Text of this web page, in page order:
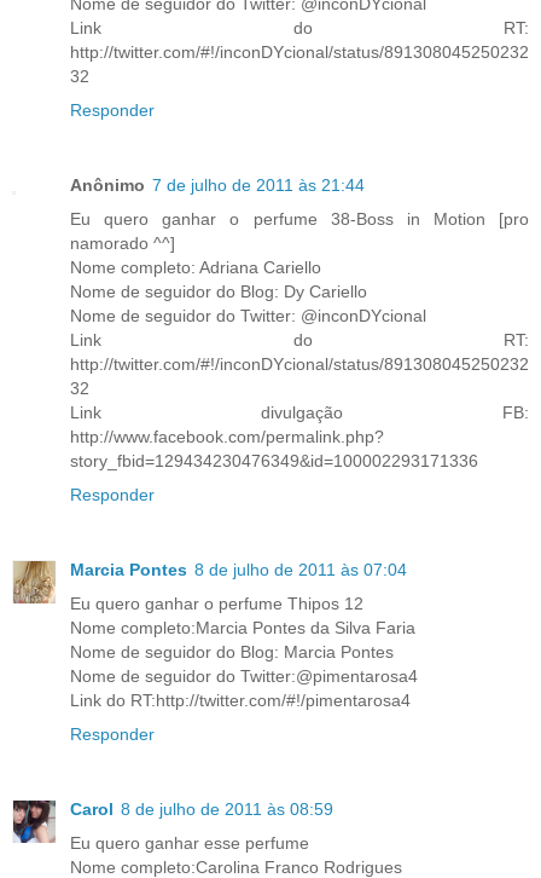
Link do RT:
http://twitter.com/#!/inconDYcional/status/891308045250232
32
Responder
Anônimo 7 de julho de 2011 às 21:44
Eu quero ganhar o perfume 38-Boss in Motion [pro
namorado ^^]
Nome completo: Adriana Cariello
Nome de seguidor do Blog: Dy Cariello
Nome de seguidor do Twitter: @inconDYcional
Link do RT:
http://twitter.com/#!/inconDYcional/status/891308045250232
32
Link divulgação FB:
http://www.facebook.com/permalink.php?
story_fbid=129434230476349&id=100002293171336
Responder
Marcia Pontes 8 de julho de 2011 às 07:04
Eu quero ganhar o perfume Thipos 12
Nome completo:Marcia Pontes da Silva Faria
Nome de seguidor do Blog: Marcia Pontes
Nome de seguidor do Twitter:@pimentarosa4
Link do RT:http://twitter.com/#!/pimentarosa4
Responder
Carol 8 de julho de 2011 às 08:59
Eu quero ganhar esse perfume
Nome completo:Carolina Franco Rodrigues